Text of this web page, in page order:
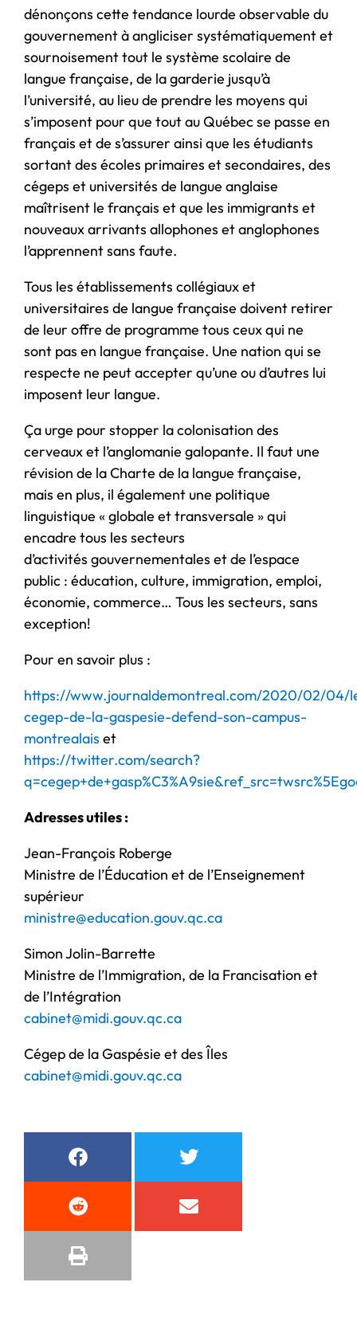
dénonçons cette tendance lourde observable du
gouvernement à angliciser systématiquement et
sournoisement tout le système scolaire de
langue française, de la garderie jusqu’à
l’université, au lieu de prendre les moyens qui
s’imposent pour que tout au Québec se passe en
français et de s’assurer ainsi que les étudiants
sortant des écoles primaires et secondaires, des
cégeps et universités de langue anglaise
maîtrisent le français et que les immigrants et
nouveaux arrivants allophones et anglophones
l’apprennent sans faute.
Tous les établissements collégiaux et
universitaires de langue française doivent retirer
de leur offre de programme tous ceux qui ne
sont pas en langue française. Une nation qui se
respecte ne peut accepter qu’une ou d’autres lui
imposent leur langue.
Ça urge pour stopper la colonisation des
cerveaux et l’anglomanie galopante. Il faut une
révision de la Charte de la langue française,
mais en plus, il également une politique
linguistique « globale et transversale » qui
encadre tous les secteurs
d’activités gouvernementales et de l’espace
public : éducation, culture, immigration, emploi,
économie, commerce… Tous les secteurs, sans
exception!
Pour en savoir plus :
https://www.journaldemontreal.com/2020/02/04/
cegep-de-la-gaspesie-defend-son-campus-
montrealais et
https://twitter.com/search?
Adresses utiles :
Jean-François Roberge
Ministre de l’Éducation et de l’Enseignement
supérieur
ministre@education.gouv.qc.ca
Simon Jolin-Barrette
Ministre de l’Immigration, de la Francisation et
de l’Intégration
cabinet@midi.gouv.qc.ca
Cégep de la Gaspésie et des Îles
cabinet@midi.gouv.qc.ca